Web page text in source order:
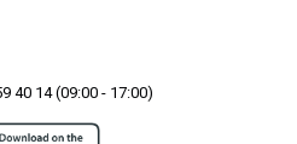
40 14 (09:00 - 17:00)